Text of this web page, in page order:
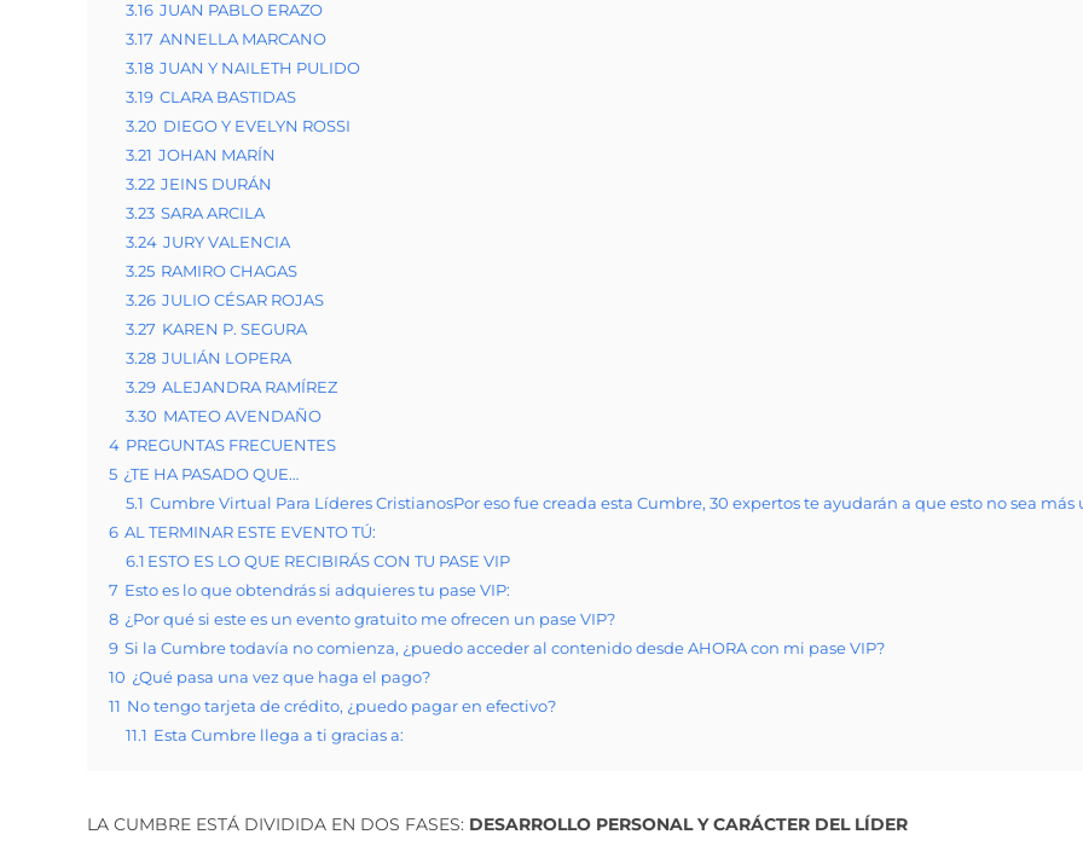
3.16 JUAN PABLO ERAZO
3.17 ANNELLA MARCANO
3.18 JUAN Y NAILETH PULIDO
3.19 CLARA BASTIDAS
3.20 DIEGO Y EVELYN ROSSI
3.21 JOHAN MARÍN
3.22 JEINS DURÁN
3.23 SARA ARCILA
3.24 JURY VALENCIA
3.25 RAMIRO CHAGAS
3.26 JULIO CÉSAR ROJAS
3.27 KAREN P. SEGURA
3.28 JULIÁN LOPERA
3.29 ALEJANDRA RAMÍREZ
3.30 MATEO AVENDAÑO
4 PREGUNTAS FRECUENTES
5 ¿TE HA PASADO QUE…
5.1 Cumbre Virtual Para Líderes CristianosPor eso fue creada esta Cumbre, 30 expertos te ayudarán a que esto no sea
6 AL TERMINAR ESTE EVENTO TÚ:
6.1 ​​​​​​​ESTO ES LO QUE RECIBIRÁS CON TU PASE VIP
7 Esto es lo que obtendrás si adquieres tu pase VIP:
8 ¿Por qué si este es un evento gratuito me ofrecen un pase VIP?
9 Si la Cumbre todavía no comienza, ¿puedo acceder al contenido desde AHORA con mi pase VIP?
10 ¿Qué pasa una vez que haga el pago?
11 No tengo tarjeta de crédito, ¿puedo pagar en efectivo?
11.1 Esta Cumbre llega a ti gracias a:
LA CUMBRE ESTÁ DIVIDIDA EN DOS FASES: DESARROLLO PERSONAL Y CARÁCTER DEL LÍDER